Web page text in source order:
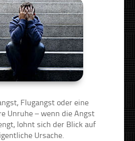
Flugangst oder eine
Unruhe – wenn die Angst
lohnt sich der Blick auf
Ursache.